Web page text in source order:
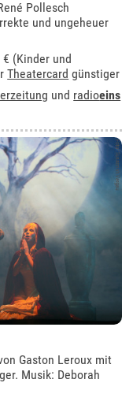
Pollesch
und ungeheuer
€ (Kinder und
Theatercard günstiger
und radioeins
Gaston Leroux mit
Musik: Deborah